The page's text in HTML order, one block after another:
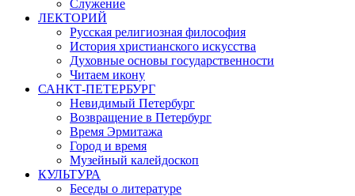
Служение
ЛЕКТОРИЙ
Русская религиозная философия
История христианского искусства
Духовные основы государственности
Читаем икону
САНКТ-ПЕТЕРБУРГ
Невидимый Петербург
Возвращение в Петербург
Время Эрмитажа
Город и время
Музейный калейдоскоп
КУЛЬТУРА
Беседы о литературе